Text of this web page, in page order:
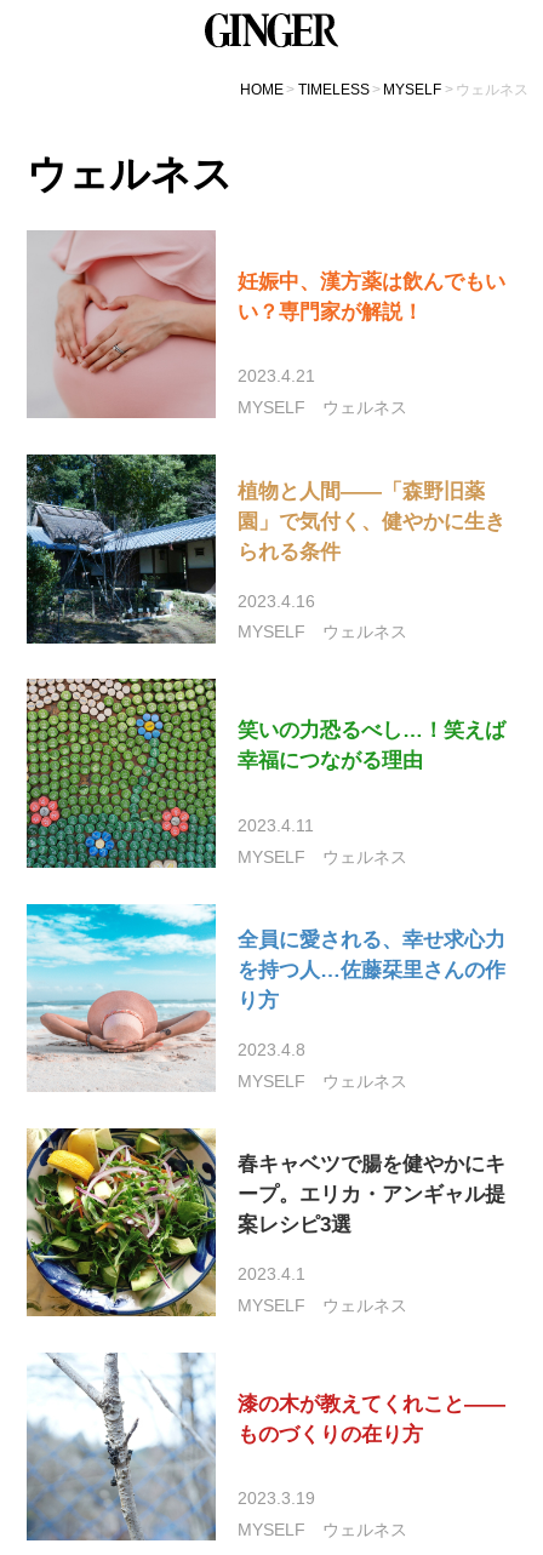
HOME TIMELESS MYSELF ウェルネス
ウェルネス
妊娠中、漢方薬は飲んでもい
い？専門家が解説！
2023.4.21
MYSELF
ウェルネス
植物と人間――「森野旧薬
園」で気付く、健やかに生き
られる条件
2023.4.16
MYSELF
ウェルネス
笑いの力恐るべし…！笑えば
幸福につながる理由
2023.4.11
MYSELF
ウェルネス
全員に愛される、幸せ求心力
を持つ人…佐藤栞里さんの作
り方
2023.4.8
MYSELF
ウェルネス
春キャベツで腸を健やかにキ
ープ。エリカ・アンギャル提
案レシピ3選
2023.4.1
MYSELF
ウェルネス
漆の木が教えてくれこと――
ものづくりの在り方
2023.3.19
MYSELF
ウェルネス